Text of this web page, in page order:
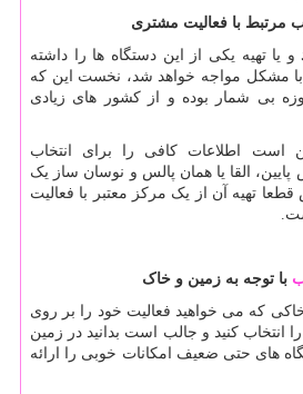
مرتبط با فعالیت مشتری
و یا تهیه یکی از این دستگاه ها را داشته
با مشکل مواجه خواهد شد، نخست این که
بی شمار بوده و از کشور های زیادی
اطلاعات کافی را برای انتخاب
القا یا همان پالس و نوسان ساز یک
تهیه آن از یک مرکز معتبر با فعالیت
با توجه به زمین و خاک
که می خواهید فعالیت خود را بر روی
انتخاب کنید و جالب است بدانید در زمین
های حتی ضعیف امکانات خوبی را ارائه